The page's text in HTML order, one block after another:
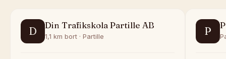
D Din Trafikskola Partille AB
1,1 km bort · Partille P